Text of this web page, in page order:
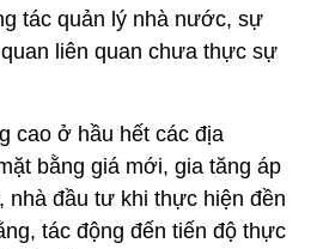
tác quản lý nhà nước, sự
liên quan chưa thực sự
cao ở hầu hết các địa
bằng giá mới, gia tăng áp
đầu tư khi thực hiện đền
tác động đến tiến độ thực